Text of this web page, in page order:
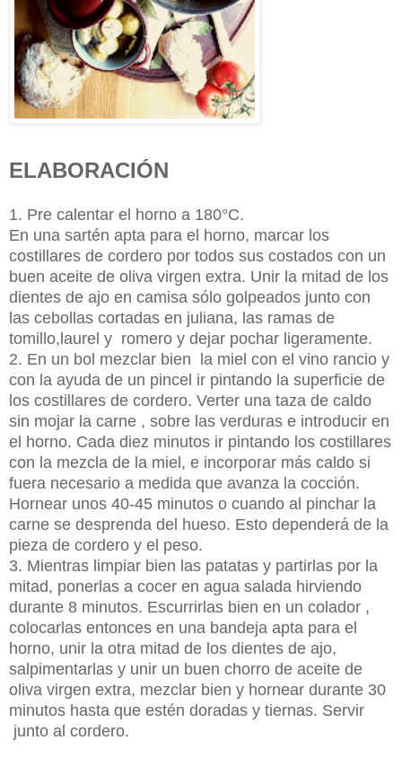
ELABORACIÓN
1. Pre calentar el horno a 180°C.
En una sartén apta para el horno, marcar los
costillares de cordero por todos sus costados con un
buen aceite de oliva virgen extra. Unir la mitad de los
dientes de ajo en camisa sólo golpeados junto con
las cebollas cortadas en juliana, las ramas de
tomillo,laurel y romero y dejar pochar ligeramente.
2. En un bol mezclar bien la miel con el vino rancio y
con la ayuda de un pincel ir pintando la superficie de
los costillares de cordero. Verter una taza de caldo
sin mojar la carne , sobre las verduras e introducir en
el horno. Cada diez minutos ir pintando los costillares
con la mezcla de la miel, e incorporar más caldo si
fuera necesario a medida que avanza la cocción.
Hornear unos 40-45 minutos o cuando al pinchar la
carne se desprenda del hueso. Esto dependerá de la
pieza de cordero y el peso.
3. Mientras limpiar bien las patatas y partirlas por la
mitad, ponerlas a cocer en agua salada hirviendo
durante 8 minutos. Escurrirlas bien en un colador ,
colocarlas entonces en una bandeja apta para el
horno, unir la otra mitad de los dientes de ajo,
salpimentarlas y unir un buen chorro de aceite de
oliva virgen extra, mezclar bien y hornear durante 30
minutos hasta que estén doradas y tiernas. Servir
junto al cordero.